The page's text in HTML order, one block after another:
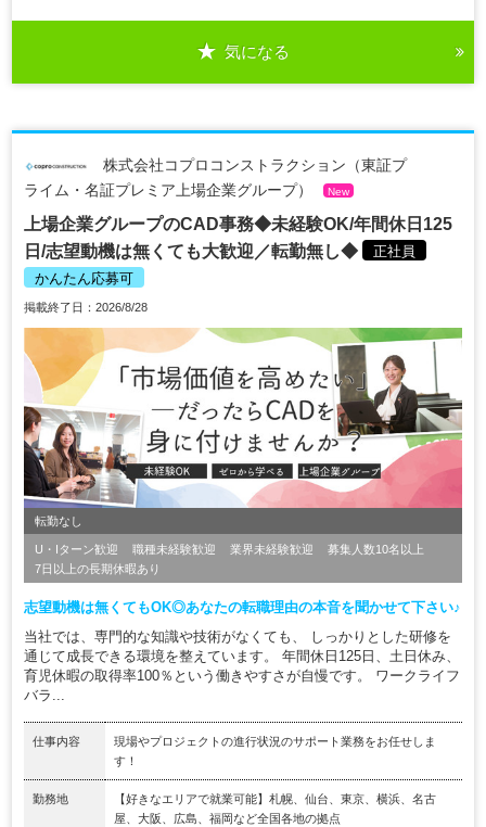
気になる
株式会社コプロコンストラクション（東証プ
ライム・名証プレミア上場企業グループ）
New
上場企業グループのCAD事務◆未経験OK/年間休日125
日/志望動機は無くても大歓迎／転勤無し◆
正社員
かんたん応募可
掲載終了日：2026/8/28
転勤なし
U・Iターン歓迎 職種未経験歓迎 業界未経験歓迎
募集人数10名以上
7日以上の長期休暇あり
志望動機は無くてもOK◎あなたの転職理由の本音を聞かせて下さい♪
当社では、専門的な知識や技術がなくても、 しっかりとした研修を
通じて成長できる環境を整えています。 年間休日125日、土日休み、
育児休暇の取得率100％という働きやすさが自慢です。 ワークライフ
バラ...
仕事内容
現場やプロジェクトの進行状況のサポート業務をお任せしま
す！
勤務地
【好きなエリアで就業可能】札幌、仙台、東京、横浜、名古
屋、大阪、広島、福岡など全国各地の拠点